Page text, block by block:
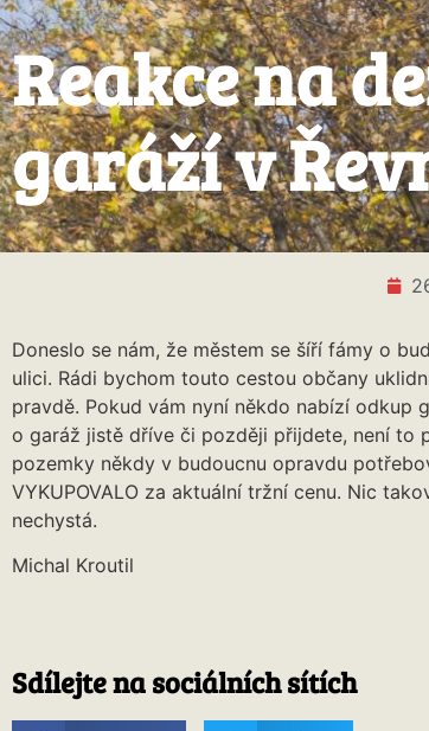
Reakce na
garáží v
Doneslo se nám, že městem se šíří fámy o
ulici. Rádi bychom touto cestou občany
pravdě. Pokud vám nyní někdo nabízí odkup
o garáž jistě dříve či později přijdete, není to
pozemky někdy v budoucnu opravdu
VYKUPOVALO za aktuální tržní cenu. Nic
nechystá.
Michal Kroutil
Sdílejte na sociálních sítích